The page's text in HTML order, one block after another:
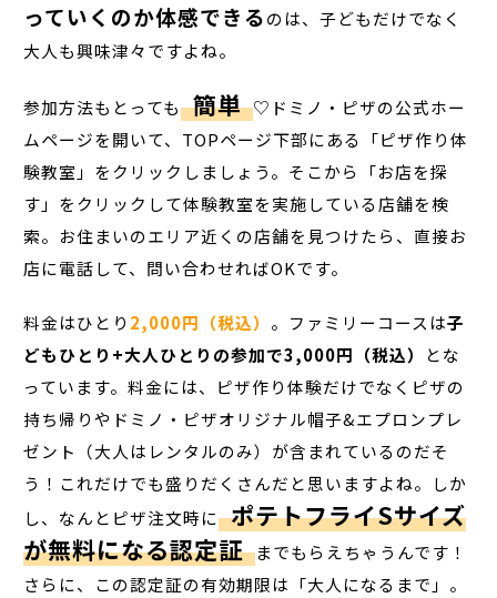
っていくのか体感できるのは、子どもだけでなく
大人も興味津々ですよね。
参加方法もとっても 簡単 ♡ドミノ・ピザの公式ホー
ムページを開いて、TOPページ下部にある「ピザ作り体
験教室」をクリックしましょう。そこから「お店を探
す」をクリックして体験教室を実施している店舗を検
索。お住まいのエリア近くの店舗を見つけたら、直接お
店に電話して、問い合わせればOKです。
料金はひとり 2,000円（税込） 。ファミリーコースは子
どもひとり+大人ひとりの参加で3,000円（税込）
とな
っています。料金には、ピザ作り体験だけでなくピザの
持ち帰りやドミノ・ピザオリジナル帽子&エプロンプレ
ゼント（大人はレンタルのみ）が含まれているのだそ
う！これだけでも盛りだくさんだと思いますよね。しか
し、なんとピザ注文時に ポテトフライSサイズ
が無料になる認定証 までもらえちゃうんです！
さらに、この認定証の有効期限は「大人になるまで」。